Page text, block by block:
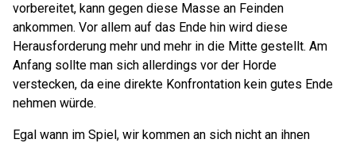
vorbereitet, kann gegen diese Masse an Feinden
ankommen. Vor allem auf das Ende hin wird diese
Herausforderung mehr und mehr in die Mitte gestellt. Am
Anfang sollte man sich allerdings vor der Horde
verstecken, da eine direkte Konfrontation kein gutes Ende
nehmen würde.
Egal wann im Spiel, wir kommen an sich nicht an ihnen